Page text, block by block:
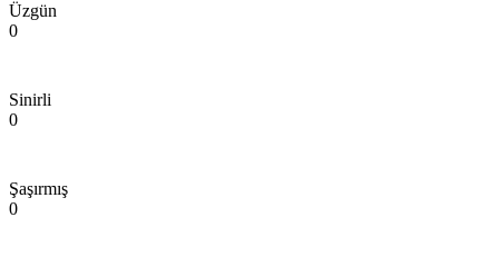
Üzgün
0
Sinirli
0
Şaşırmış
0